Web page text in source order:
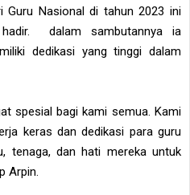
Guru Nasional di tahun 2023 ini
dalam sambutannya ia
dedikasi yang tinggi dalam
spesial bagi kami semua. Kami
keras dan dedikasi para guru
tenaga, dan hati mereka untuk
Arpin.